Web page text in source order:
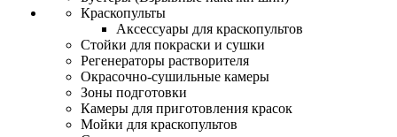
Краскопульты
Аксессуары для краскопультов
Стойки для покраски и сушки
Регенераторы растворителя
Окрасочно-сушильные камеры
Зоны подготовки
Камеры для приготовления красок
Мойки для краскопультов